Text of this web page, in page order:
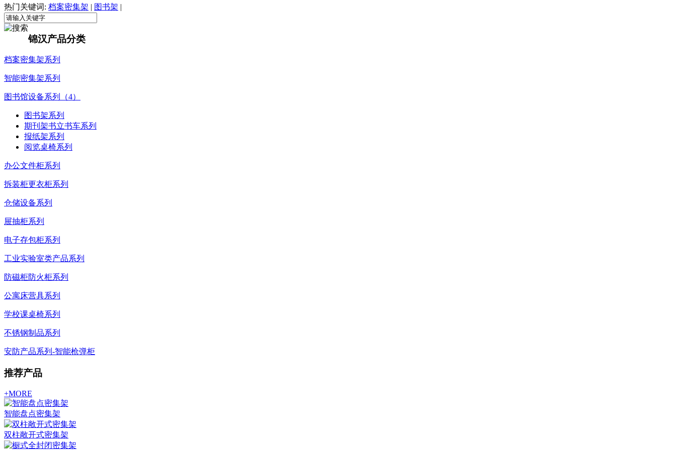
热门关键词: 档案密集架 | 图书架 |
锦汉产品分类
档案密集架系列
智能密集架系列
图书馆设备系列（4）
图书架系列
期刊架书立书车系列
报纸架系列
阅览桌椅系列
办公文件柜系列
拆装柜更衣柜系列
仓储设备系列
屉抽柜系列
电子存包柜系列
工业实验室类产品系列
防磁柜防火柜系列
公寓床营具系列
学校课桌椅系列
不锈钢制品系列
安防产品系列-智能枪弹柜
推荐产品
+MORE
智能盘点密集架
双柱敞开式密集架